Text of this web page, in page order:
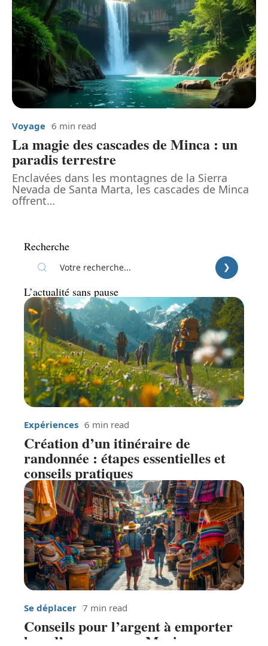
Voyage 6 min read
La magie des cascades de Minca : un
paradis terrestre
Enclavées dans les montagnes de la Sierra
Nevada de Santa Marta, les cascades de Minca
offrent…
Recherche
L’actualité sans pause
Expériences 6 min read
Création d’un itinéraire de
randonnée : étapes essentielles et
conseils pratiques
Se déplacer 7 min read
Conseils pour l’argent à emporter
lors d’un voyage au Mexique